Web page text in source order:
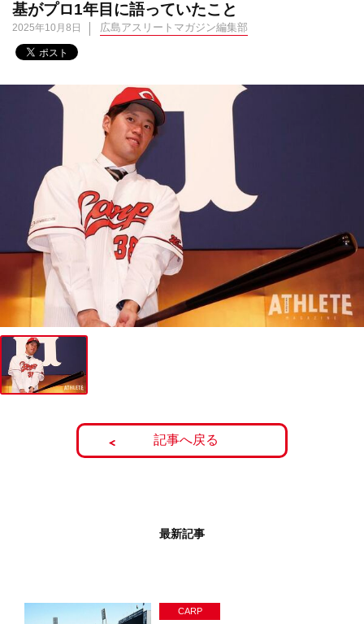
基がプロ1年目に語っていたこと
2025年10月8日 広島アスリートマガジン編集部
記事へ戻る
最新記事
CARP